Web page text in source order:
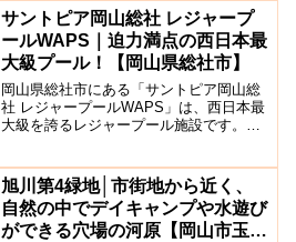
の自然体験や、夏は水遊び、野球・テニ
ス・パターゴルフなどのス...
サントピア岡山総社 レジャープ
ールWAPS｜迫力満点の西日本最
大級プール！【岡山県総社市】
岡山県総社市にある「サントピア岡山総
社 レジャープールWAPS」は、西日本最
大級を誇るレジャープール施設です。す
幼児も遊べるプールがあるキッズパーク
を完備しており、ロッ...
旭川第4緑地│市街地から近く、
自然の中でデイキャンプや水遊び
ができる穴場の河原【岡山市玉